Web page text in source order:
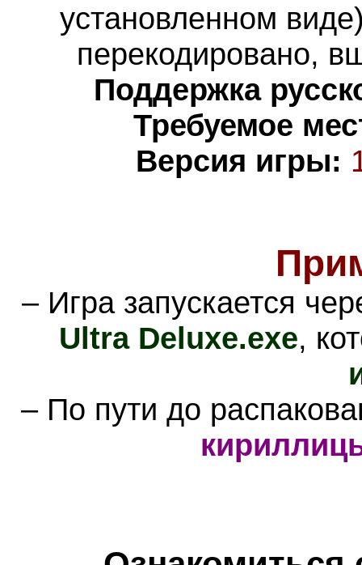
установленном
перекодировано,
Поддержка
Требуемое
Версия игры:
– Игра запускается
Ultra Deluxe.exe,
– По пути до